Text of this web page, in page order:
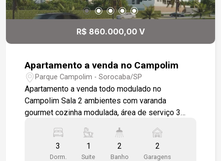
R$ 860.000,00 V
Apartamento a venda no Campolim
Parque Campolim - Sorocaba/SP
Apartamento a venda todo modulado no
Campolim Sala 2 ambientes com varanda
gourmet cozinha modulada, área de serviço 3
garagem com depósito Condomínio com lazer
completo e segurança para toda a família.
3
Dorm.
1
Suite
2
Banho
2
Garagens